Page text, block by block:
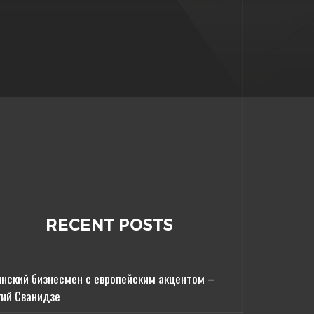
RECENT POSTS
бизнесмен с европейским акцентом –
Сванидзе